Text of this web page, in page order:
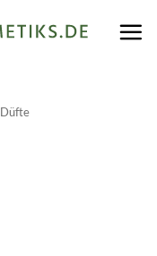
Düfte